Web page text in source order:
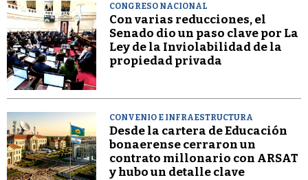
CONGRESO NACIONAL
Con varias reducciones, el
Senado dio un paso clave por La
Ley de la Inviolabilidad de la
propiedad privada
CONVENIO E INFRAESTRUCTURA
Desde la cartera de Educación
bonaerense cerraron un
contrato millonario con ARSAT
y hubo un detalle clave